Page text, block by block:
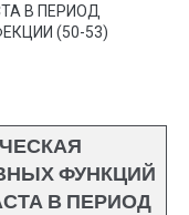
В ПЕРИОД
(50-53)
ФУНКЦИЙ
В ПЕРИОД